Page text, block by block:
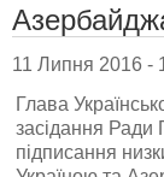
11 Липня 2016 -
Глава
засідання Ради
підписання